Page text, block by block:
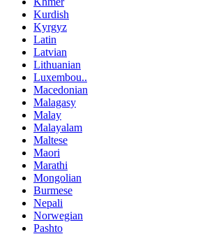
Kurdish
Kyrgyz
Latin
Latvian
Lithuanian
Luxembou..
Macedonian
Malagasy
Malay
Malayalam
Maltese
Maori
Marathi
Mongolian
Burmese
Nepali
Norwegian
Pashto